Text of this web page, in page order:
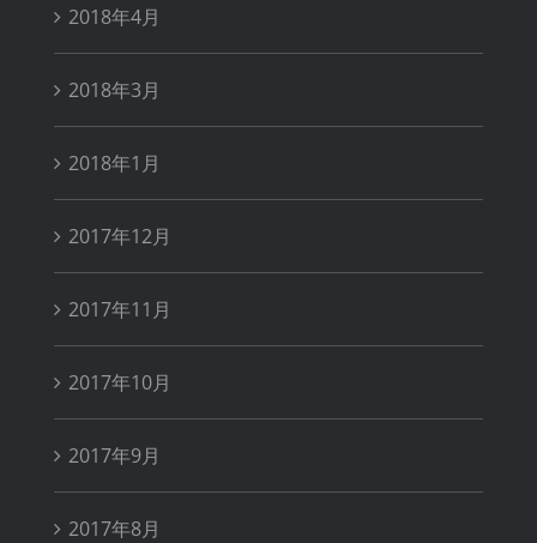
2018年4月
2018年3月
2018年1月
2017年12月
2017年11月
2017年10月
2017年9月
2017年8月